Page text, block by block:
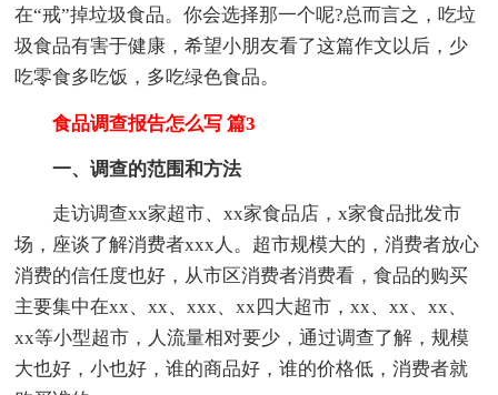
在“戒”掉垃圾食品。你会选择那一个呢?总而言之，吃垃
圾食品有害于健康，希望小朋友看了这篇作文以后，少
吃零食多吃饭，多吃绿色食品。
食品调查报告怎么写 篇3
一、调查的范围和方法
走访调查xx家超市、xx家食品店，x家食品批发市
场，座谈了解消费者xxx人。超市规模大的，消费者放心
消费的信任度也好，从市区消费者消费看，食品的购买
主要集中在xx、xx、xxx、xx四大超市，xx、xx、xx、
xx等小型超市，人流量相对要少，通过调查了解，规模
大也好，小也好，谁的商品好，谁的价格低，消费者就